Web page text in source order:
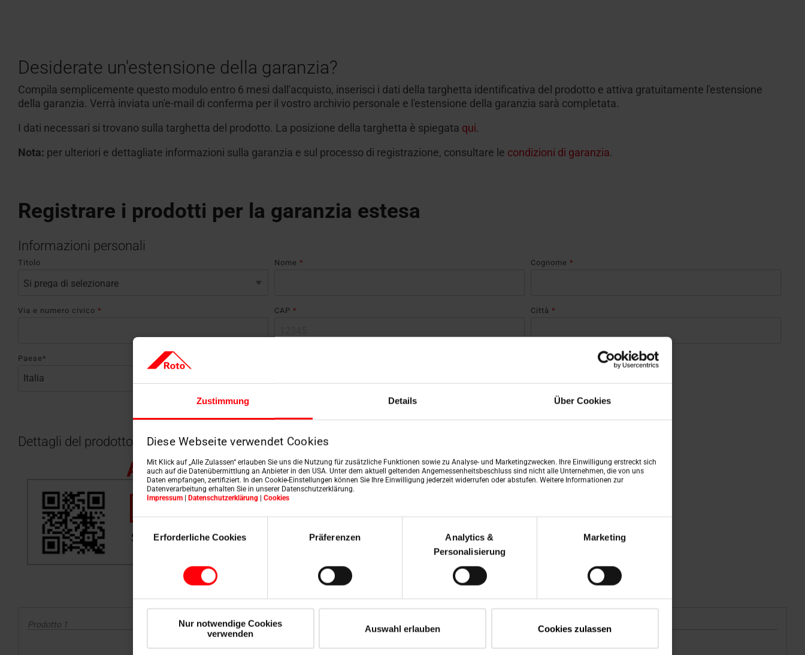
Zustimmung Details Über Cookies
Diese Webseite verwendet Cookies
Mit Klick auf „Alle Zulassen“ erlauben Sie uns die Nutzung für zusätzliche Funktionen sowie zu Analyse- und Marketingzwecken. Ihre Einwilligung erstreckt sich
auch auf die Datenübermittlung an Anbieter in den USA. Unter dem aktuell geltenden Angemessenheitsbeschluss sind nicht alle Unternehmen, die von uns
Daten empfangen, zertifiziert. In den Cookie-Einstellungen können Sie Ihre Einwilligung jederzeit widerrufen oder abstufen. Weitere Informationen zur
Datenverarbeitung erhalten Sie in unserer Datenschutzerklärung.
Impressum| Datenschutzerklärung| Cookies
Einwilligungsauswahl
Erforderliche Cookies
Präferenzen
Analytics &
Personalisierung
Marketing
Nur notwendige Cookies
verwenden
Auswahl erlauben Cookies zulassen
Desiderate un'estensione della garanzia?
Compila semplicemente questo modulo entro 6 mesi dall'acquisto, inserisci i dati della targhetta identificativa del prodotto e attiva gratuitamente l'estensione
della garanzia. Verrà inviata un'e-mail di conferma per il vostro archivio personale e l'estensione della garanzia sarà completata.
I dati necessari si trovano sulla targhetta del prodotto. La posizione della targhetta è spiegata qui.
Nota: per ulteriori e dettagliate informazioni sulla garanzia e sul processo di registrazione, consultare le condizioni di garanzia.
Registrare i prodotti per la garanzia estesa
Informazioni personali
Titolo Nome * Cognome *
Via e numero civico * CAP * Città *
Paese*
Dettagli del prodotto
Prodotto 1